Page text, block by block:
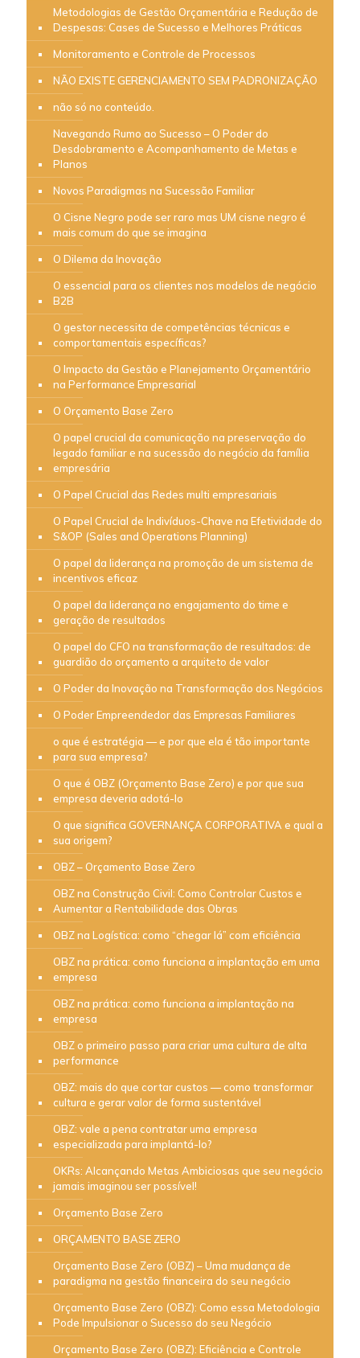
Metodologias de Gestão Orçamentária e Redução de
Despesas: Cases de Sucesso e Melhores Práticas
Monitoramento e Controle de Processos
NÃO EXISTE GERENCIAMENTO SEM PADRONIZAÇÃO
não só no conteúdo.
Navegando Rumo ao Sucesso – O Poder do
Desdobramento e Acompanhamento de Metas e
Planos
Novos Paradigmas na Sucessão Familiar
O Cisne Negro pode ser raro mas UM cisne negro é
mais comum do que se imagina
O Dilema da Inovação
O essencial para os clientes nos modelos de negócio
B2B
O gestor necessita de competências técnicas e
comportamentais específicas?
O Impacto da Gestão e Planejamento Orçamentário
na Performance Empresarial
O Orçamento Base Zero
O papel crucial da comunicação na preservação do
legado familiar e na sucessão do negócio da família
empresária
O Papel Crucial das Redes multi empresariais
O Papel Crucial de Indivíduos-Chave na Efetividade do
S&OP (Sales and Operations Planning)
O papel da liderança na promoção de um sistema de
incentivos eficaz
O papel da liderança no engajamento do time e
geração de resultados
O papel do CFO na transformação de resultados: de
guardião do orçamento a arquiteto de valor
O Poder da Inovação na Transformação dos Negócios
O Poder Empreendedor das Empresas Familiares
o que é estratégia — e por que ela é tão importante
para sua empresa?
O que é OBZ (Orçamento Base Zero) e por que sua
empresa deveria adotá-lo
O que significa GOVERNANÇA CORPORATIVA e qual a
sua origem?
OBZ – Orçamento Base Zero
OBZ na Construção Civil: Como Controlar Custos e
Aumentar a Rentabilidade das Obras
OBZ na Logística: como “chegar lá” com eficiência
OBZ na prática: como funciona a implantação em uma
empresa
OBZ na prática: como funciona a implantação na
empresa
OBZ o primeiro passo para criar uma cultura de alta
performance
OBZ: mais do que cortar custos — como transformar
cultura e gerar valor de forma sustentável
OBZ: vale a pena contratar uma empresa
especializada para implantá-lo?
OKRs: Alcançando Metas Ambiciosas que seu negócio
jamais imaginou ser possível!
Orçamento Base Zero
ORÇAMENTO BASE ZERO
Orçamento Base Zero (OBZ) – Uma mudança de
paradigma na gestão financeira do seu negócio
Orçamento Base Zero (OBZ): Como essa Metodologia
Pode Impulsionar o Sucesso do seu Negócio
Orçamento Base Zero (OBZ): Eficiência e Controle